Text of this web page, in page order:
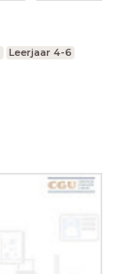
Leerjaar 4-6